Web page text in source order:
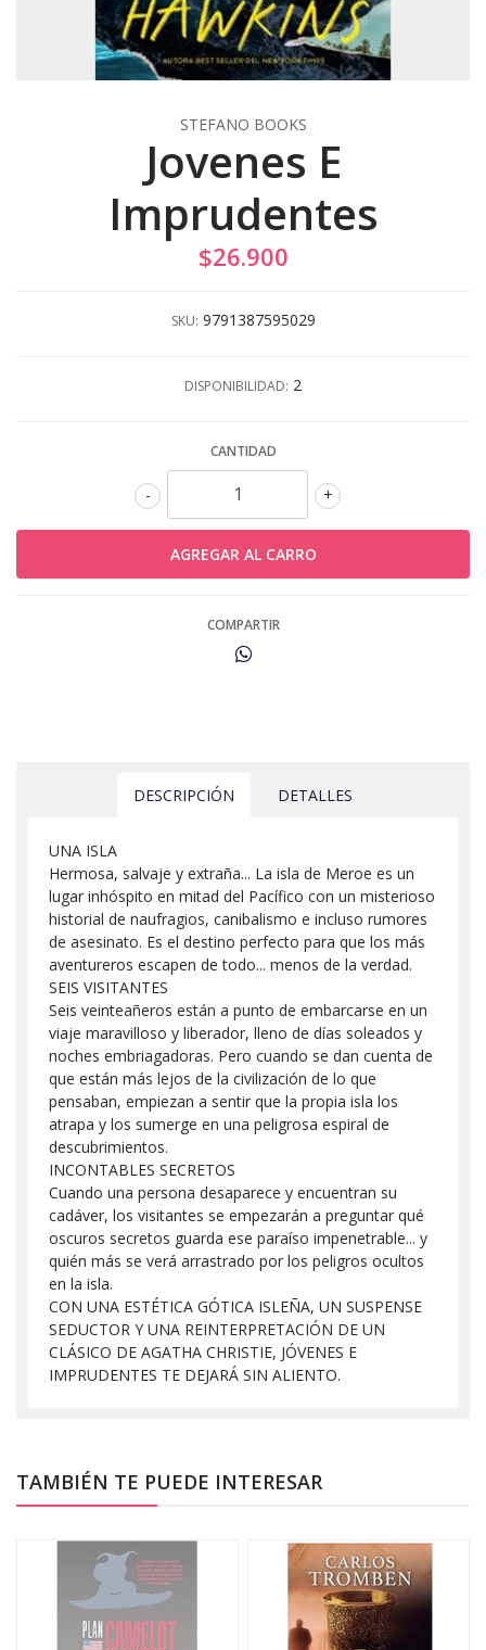
STEFANO BOOKS
Jovenes E
Imprudentes
$26.900
SKU: 9791387595029
DISPONIBILIDAD: 2
CANTIDAD
+
-
COMPARTIR
DESCRIPCIÓN DETALLES
UNA ISLA
Hermosa, salvaje y extraña... La isla de Meroe es un
lugar inhóspito en mitad del Pacífico con un misterioso
historial de naufragios, canibalismo e incluso rumores
de asesinato. Es el destino perfecto para que los más
aventureros escapen de todo... menos de la verdad.
SEIS VISITANTES
Seis veinteañeros están a punto de embarcarse en un
viaje maravilloso y liberador, lleno de días soleados y
noches embriagadoras. Pero cuando se dan cuenta de
que están más lejos de la civilización de lo que
pensaban, empiezan a sentir que la propia isla los
atrapa y los sumerge en una peligrosa espiral de
descubrimientos.
INCONTABLES SECRETOS
Cuando una persona desaparece y encuentran su
cadáver, los visitantes se empezarán a preguntar qué
oscuros secretos guarda ese paraíso impenetrable... y
quién más se verá arrastrado por los peligros ocultos
en la isla.
CON UNA ESTÉTICA GÓTICA ISLEÑA, UN SUSPENSE
SEDUCTOR Y UNA REINTERPRETACIÓN DE UN
CLÁSICO DE AGATHA CHRISTIE, JÓVENES E
IMPRUDENTES TE DEJARÁ SIN ALIENTO.
TAMBIÉN TE PUEDE INTERESAR